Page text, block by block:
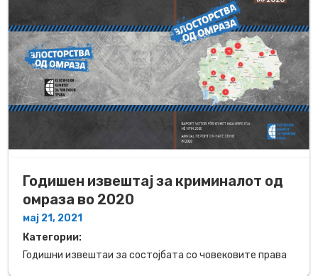
Годишен извештај за криминалот од
омраза во 2020
мај 21, 2021
Категории:
Годишни извештаи за состојбата со човековите права